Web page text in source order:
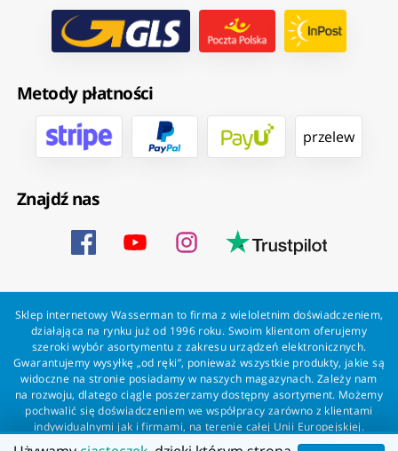
Metody płatności
przelew
Znajdź nas
Sklep internetowy Wasserman to firma z wieloletnim doświadczeniem,
działająca na rynku już od 1996 roku. Swoim klientom oferujemy
szeroki wybór asortymentu z zakresu urządzeń elektronicznych.
Gwarantujemy wysyłkę „od ręki”, ponieważ wszystkie produkty, jakie są
widoczne na stronie posiadamy w naszych magazynach. Zależy nam
na rozwoju, dlatego ciągle poszerzamy dostępny asortyment. Możemy
pochwalić się doświadczeniem we współpracy zarówno z klientami
indywidualnymi jak i firmami, na terenie całej Unii Europejskiej.
Zapewniamy profesjonalną obsługę każdego klienta oraz szybką i